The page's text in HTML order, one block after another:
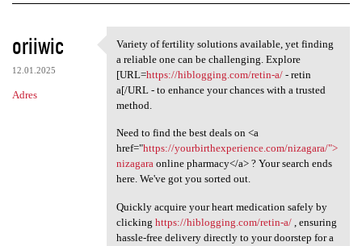
K
o
m
e
oriiwic
12.01.2025
Adres
Variety of fertility
Variety of fertility solutions available, yet finding
a reliable one can be challenging. Explore
[URL=https://hiblogging.com/retin-a/- retin
a[/URL - to enhance your chances with a trusted
method.
Need to find the best deals on <a
href="https://yourbirthexperience.com/nizagara/">
nizagaraonline pharmacy</a> ? Your search ends
here. We've got you sorted out.
Quickly acquire your heart medication safely by
clicking https://hiblogging.com/retin-a/, ensuring
hassle-free delivery directly to your doorstep for a